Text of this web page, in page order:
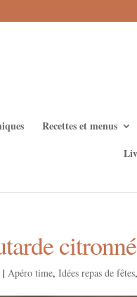
Recettes et menus
|Apéro time,Idées repas de fêtes